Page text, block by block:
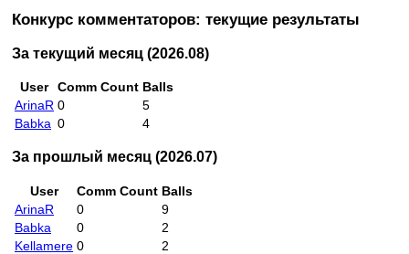
Конкурс комментаторов: текущие результаты
За текущий месяц (2026.08)
User Comm Count Balls
ArinaR 0
5
Babka 0 4
За прошлый месяц (2026.07)
User Comm Count Balls
ArinaR
0
9
Babka
0
2
Kellamere 0
2